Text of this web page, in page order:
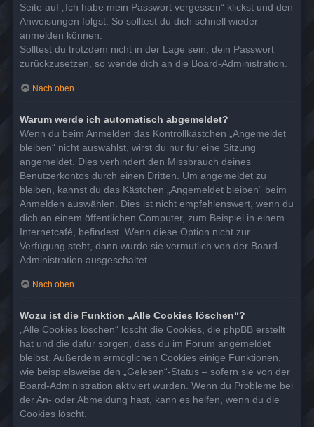
Seite auf „Ich habe mein Passwort vergessen“ klickst und den
Anweisungen folgst. So solltest du dich schnell wieder
anmelden können.
Solltest du trotzdem nicht in der Lage sein, dein Passwort
zurückzusetzen, so wende dich an die Board-Administration.
Nach oben
Warum werde ich automatisch abgemeldet?
Wenn du beim Anmelden das Kontrollkästchen „Angemeldet
bleiben“ nicht auswählst, wirst du nur für eine Sitzung
angemeldet. Dies verhindert den Missbrauch deines
Benutzerkontos durch einen Dritten. Um angemeldet zu
bleiben, kannst du das Kästchen „Angemeldet bleiben“ beim
Anmelden auswählen. Dies ist nicht empfehlenswert, wenn du
dich an einem öffentlichen Computer, zum Beispiel in einem
Internetcafé, befindest. Wenn diese Option nicht zur
Verfügung steht, dann wurde sie vermutlich von der Board-
Administration ausgeschaltet.
Nach oben
Wozu ist die Funktion „Alle Cookies löschen“?
„Alle Cookies löschen“ löscht die Cookies, die phpBB erstellt
hat und die dafür sorgen, dass du im Forum angemeldet
bleibst. Außerdem ermöglichen Cookies einige Funktionen,
wie beispielsweise den „Gelesen“-Status – sofern sie von der
Board-Administration aktiviert wurden. Wenn du Probleme bei
der An- oder Abmeldung hast, kann es helfen, wenn du die
Cookies löscht.